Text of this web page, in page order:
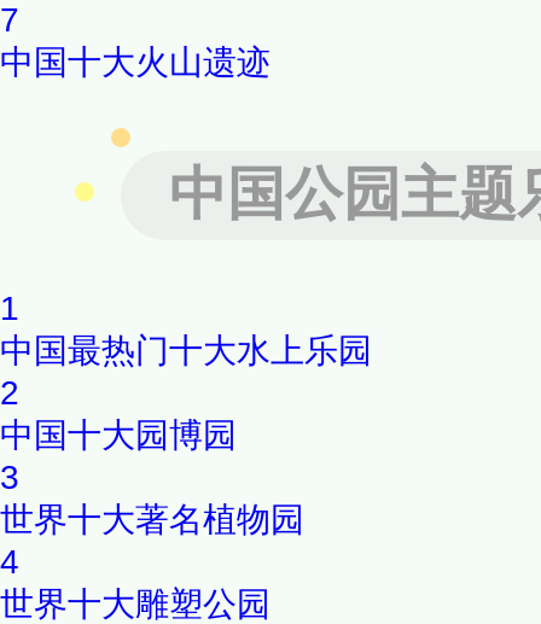
7
中国十大火山遗迹
中国公园主题
1
中国最热门十大水上乐园
2
中国十大园博园
3
世界十大著名植物园
4
世界十大雕塑公园